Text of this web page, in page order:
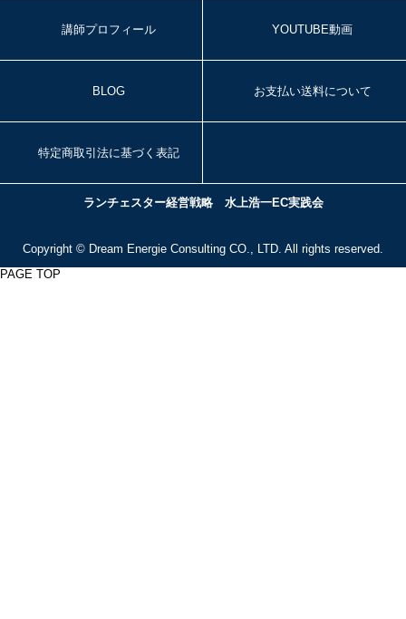
講師プロフィール YOUTUBE動画
BLOG お支払い送料について
特定商取引法に基づく表記
ランチェスター経営戦略 水上浩一EC実践会
Copyright © Dream Energie Consulting CO., LTD. All rights reserved.
PAGE TOP